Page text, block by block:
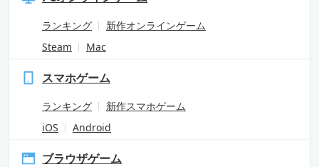
ランキング
新作オンラインゲーム
Steam
Mac
スマホゲーム
ランキング
新作スマホゲーム
iOS
Android
ブラウザゲーム